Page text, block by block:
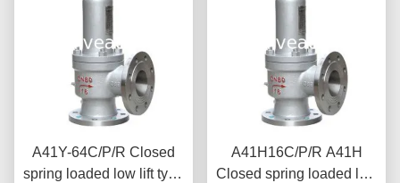
A41Y-64C/P/R Closed
spring loaded low lift type
A41H16C/P/R A41H
Closed spring loaded low